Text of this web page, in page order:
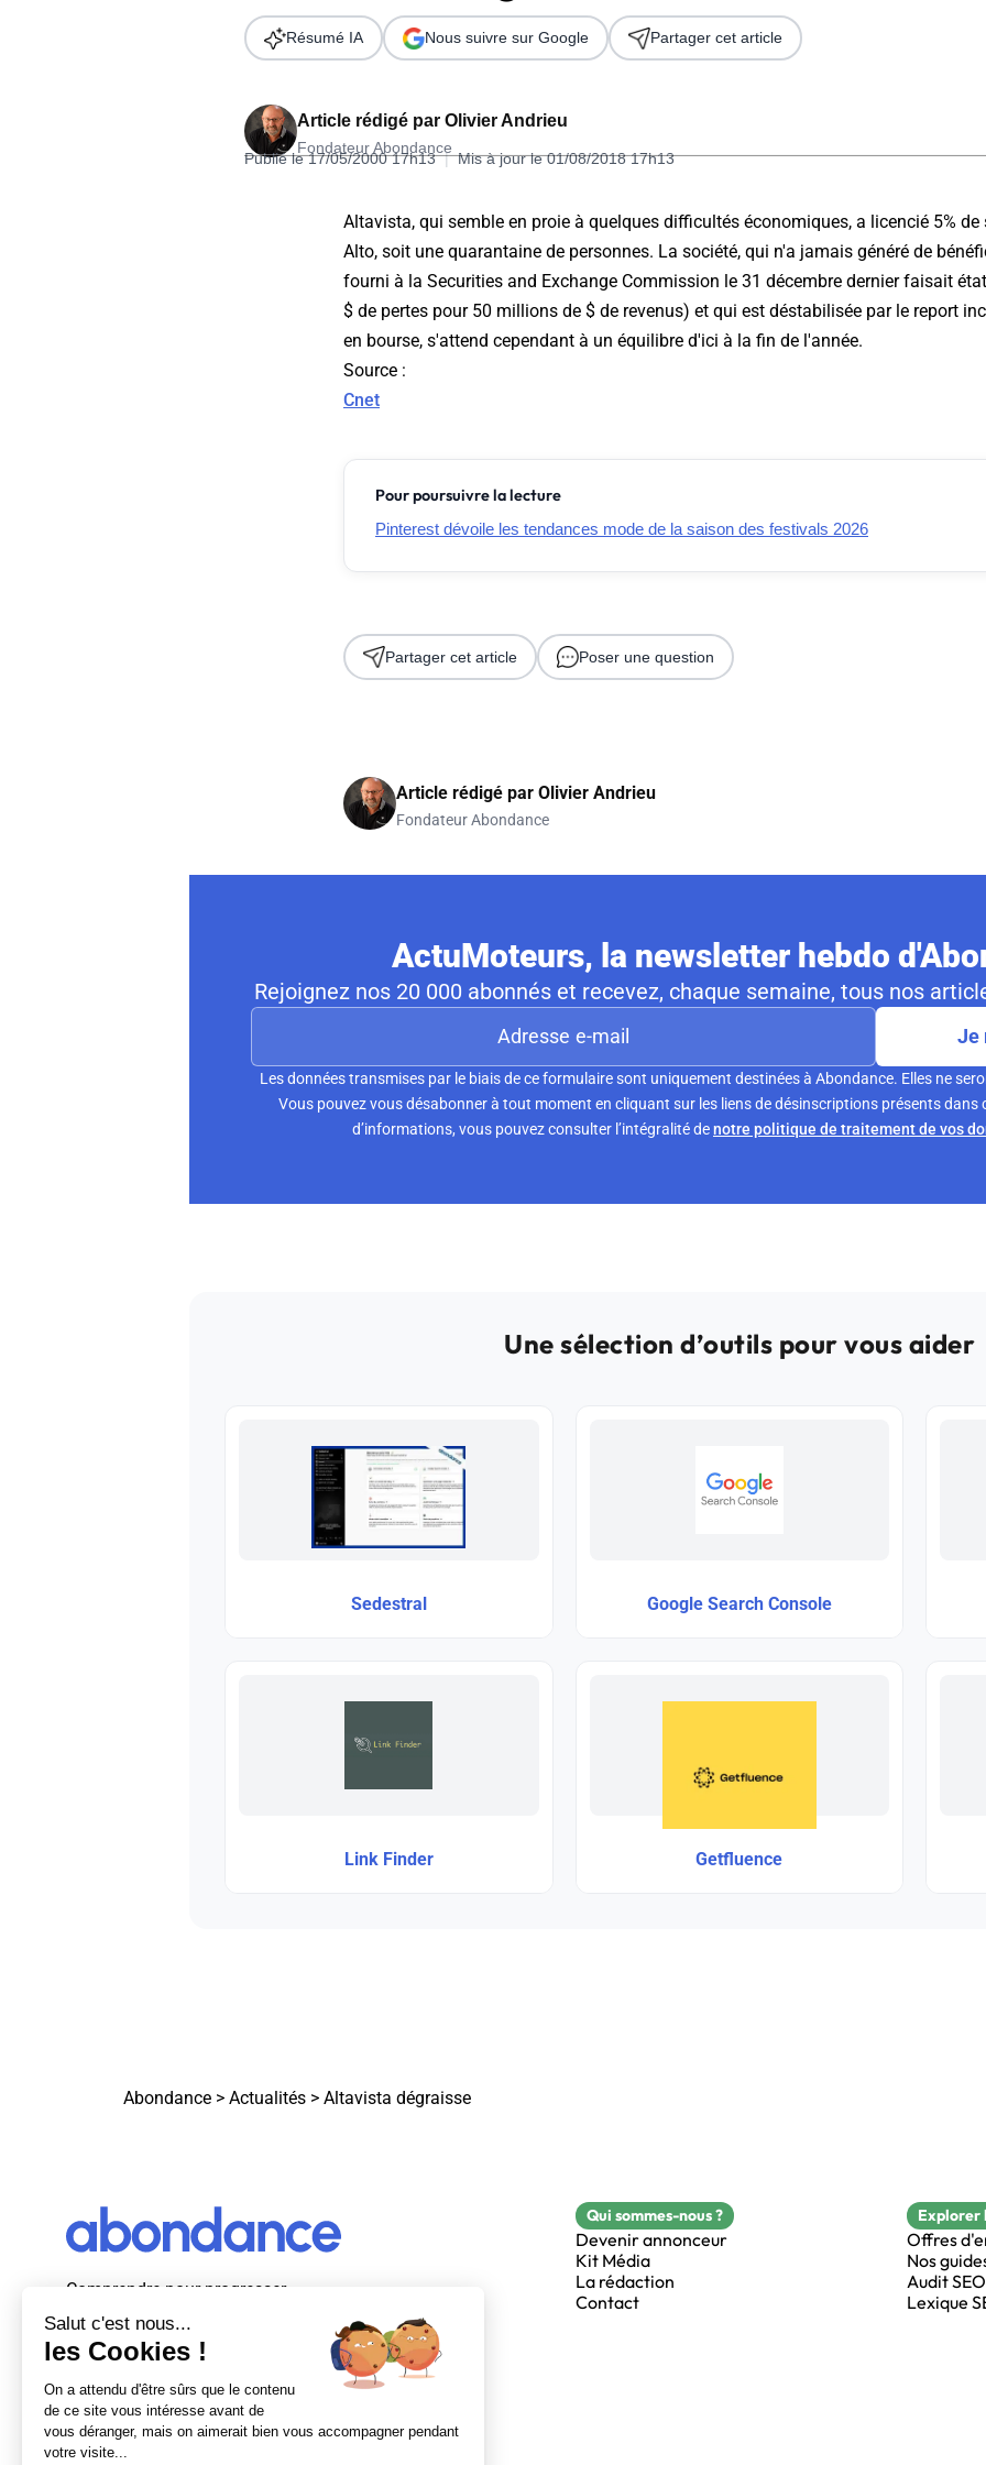
Télécharger l'Ebook
Formation SEO & GEO - Edition 2026
244.30€ HT au lieu de 349€ pendant 1 mois !
Article rédigé par Olivier Andrieu
Fondateur Abondance
Publié le 17/05/2000 17h13 | Mis à jour le 01/08/2018 17h13
Résumé IA Nous suivre sur Google Partager cet article
Altavista, qui semble en proie à quelques difficultés économiques, a licencié 5%
Alto, soit une quarantaine de personnes. La société, qui n'a jamais généré de
fourni à la Securities and Exchange Commission le 31 décembre dernier faisait
$ de pertes pour 50 millions de $ de revenus) et qui est déstabilisée par le report
en bourse, s'attend cependant à un équilibre d'ici à la fin de l'année.
Source :
Cnet
Pour poursuivre la lecture
Pinterest dévoile les tendances mode de la saison des festivals 2026
Partager cet article Poser une question
Article rédigé par Olivier Andrieu
Fondateur Abondance
ActuMoteurs, la newsletter hebdo
Rejoignez nos 20 000 abonnés et recevez, chaque semaine, tous nos
Je
Les données transmises par le biais de ce formulaire sont uniquement destinées à Abondance. Elles ne
Vous pouvez vous désabonner à tout moment en cliquant sur les liens de désinscriptions présents dans
d’informations, vous pouvez consulter l’intégralité denotre politique de traitement de vos
Une sélection d’outils pour vous aider
Sedestral Google Search Console
Link Finder Getfluence
Abondance > Actualités > Altavista dégraisse
Comprendre pour progresser
Abondance, le premier média d’actualité
autour du SEO et des moteurs de recherche
en France.
Qui sommes-nous ?
Devenir annonceur
Kit Média
La rédaction
Contact
Explorer
Offres
Nos
Audit SEO
Lexique